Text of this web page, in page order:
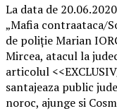
La data de
„Mafia contraataca/
de poliţie Marian
Mircea, atacul la
articolul
santajeaza public
noroc, ajunge si